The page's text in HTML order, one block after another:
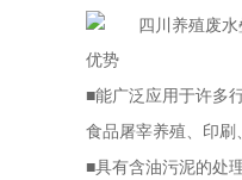
优势
■能广泛应用于许多
食品屠宰养殖、印刷
■具有含油污泥的处